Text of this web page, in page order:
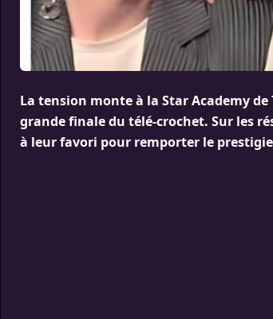
La tension monte à la Star Academy
grande finale du télé-crochet. Sur les
à leur favori pour remporter le